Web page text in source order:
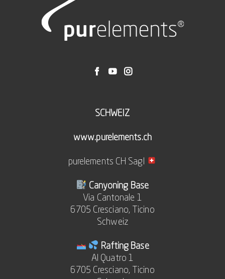
SCHWEIZ
www.purelements.ch
purelements CH Sagl
Canyoning Base
Via Cantonale 1
6705 Cresciano, Ticino
Schweiz
Rafting Base
Al Quatro 1
6705 Cresciano, Ticino